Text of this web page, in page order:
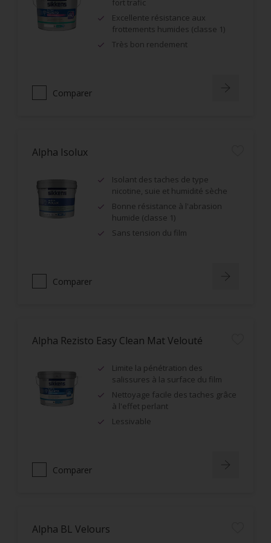
fort trafic
Excellente résistance aux
frottements humides (classe 1)
Très bon rendement
Comparer
Alpha Isolux
Isolant des taches de type
nicotine, suie et humidité sèche
Bonne résistance à l'abrasion
humide (classe 1)
Sans tension du film
Comparer
Alpha Rezisto Easy Clean Mat Velouté
Limite la pénétration des
salissures à la surface du film
Nettoyage facile des taches grâce
à l'effet perlant
Lessivable
Comparer
Alpha BL Velours